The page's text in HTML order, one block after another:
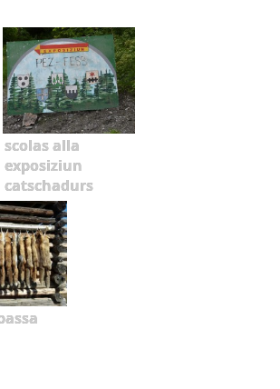
scolas alla
exposiziun
catschadurs